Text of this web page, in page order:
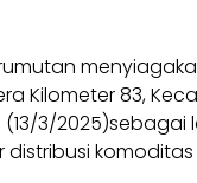
Kilometer 83,
3/2025)sebagai
komoditas